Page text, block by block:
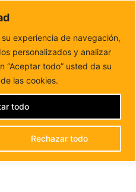
experiencia de navegación,
personalizados y analizar
“Aceptar todo” usted da su
las cookies.
Rechazar todo
todo
forma cercana
el nuevo curso político
socialista
EL
POLÍTICO
EL